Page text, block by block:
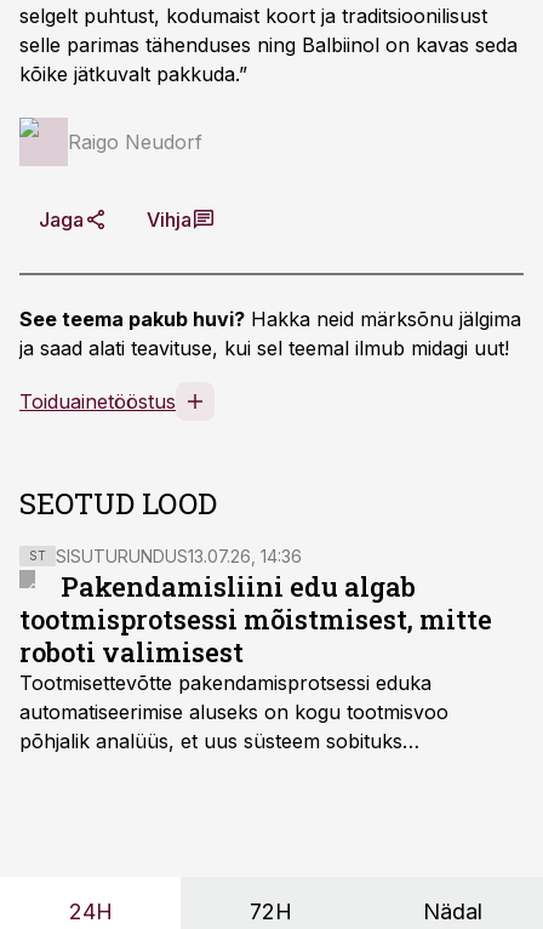
selgelt puhtust, kodumaist koort ja traditsioonilisust
selle parimas tähenduses ning Balbiinol on kavas seda
kõike jätkuvalt pakkuda.”
Raigo Neudorf
Jaga Vihja
See teema pakub huvi? Hakka neid märksõnu jälgima
ja saad alati teavituse, kui sel teemal ilmub midagi uut!
Toiduainetööstus
SEOTUD LOOD
ST SISUTURUNDUS13.07.26, 14:36
Pakendamisliini edu algab
tootmisprotsessi mõistmisest, mitte
roboti valimisest
Tootmisettevõtte pakendamisprotsessi eduka
automatiseerimise aluseks on kogu tootmisvoo
põhjalik analüüs, et uus süsteem sobituks
OÜ tegevjuht Sander Mitendorf.
24H 72H Nädal